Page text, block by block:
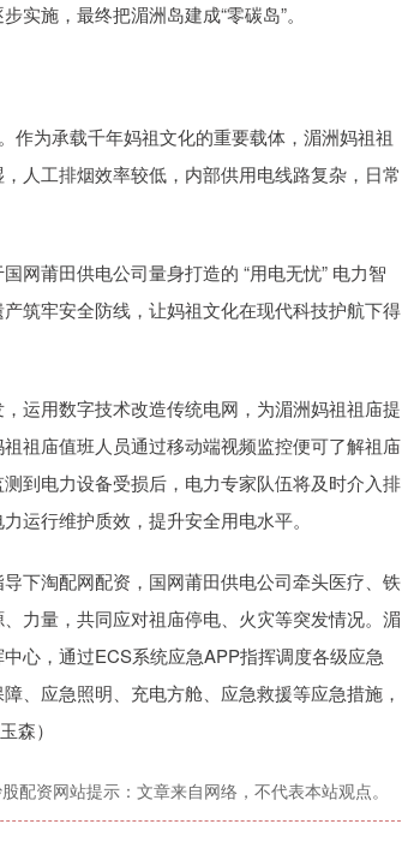
施，最终把湄洲岛建成“零碳岛”。
作为承载千年妈祖文化的重要载体，湄洲妈祖祖
人工排烟效率较低，内部供用电线路复杂，日常
网莆田供电公司量身打造的 “用电无忧” 电力智
筑牢安全防线，让妈祖文化在现代科技护航下得
运用数字技术改造传统电网，为湄洲妈祖祖庙提
祖庙值班人员通过移动端视频监控便可了解祖庙
到电力设备受损后，电力专家队伍将及时介入排
运行维护质效，提升安全用电水平。
下淘配网配资，国网莆田供电公司牵头医疗、铁
力量，共同应对祖庙停电、火灾等突发情况。湄
心，通过ECS系统应急APP指挥调度各级应急
、应急照明、充电方舱、应急救援等应急措施，
森）
配资网站提示：文章来自网络，不代表本站观点。